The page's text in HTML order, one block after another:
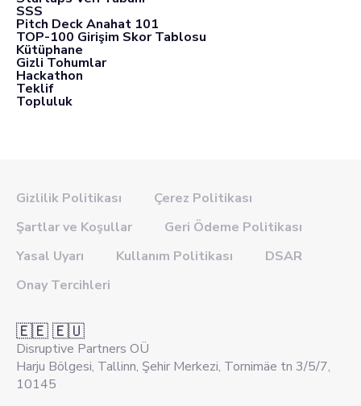
SSS
Pitch Deck Anahat 101
TOP-100 Girişim Skor Tablosu
Kütüphane
Gizli Tohumlar
Hackathon
Teklif
Topluluk
Gizlilik Politikası
Çerez Politikası
Şartlar ve Koşullar
Geri Ödeme Politikası
Yasal Uyarı
Kullanım Politikası
DSAR
Onay Tercihleri
🇪🇪 🇪🇺
Disruptive Partners OÜ
Harju Bölgesi, Tallinn, Şehir Merkezi, Tornimäe tn 3/5/7,
10145